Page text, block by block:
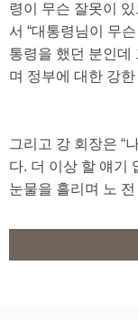
령이 무슨 잘못이
서 “대통령님이 무
통령을 했던 분인데
며 정부에 대한 강
그리고 강 회장은 “
다. 더 이상 할 얘기
눈물을 흘리며 노